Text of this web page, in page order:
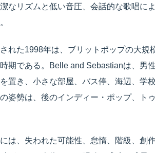
なリズムと低い音圧、会話的な歌唱に
れた1998年は、ブリットポップの大
期である。Belle and Sebastianは、男
置き、小さな部屋、バス停、海辺、学
姿勢は、後のインディー・ポップ、ト
は、失われた可能性、怠惰、階級、創